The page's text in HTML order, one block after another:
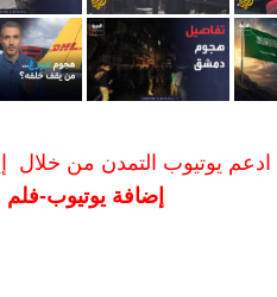
ادعم يوتيوب التمدن من خلال
إضافة يوتيوب-